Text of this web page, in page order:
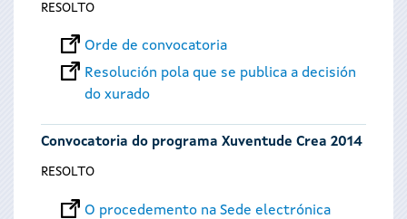
RESOLTO
Orde de convocatoria
Resolución pola que se publica a decisión
do xurado
Convocatoria do programa Xuventude Crea 2014
RESOLTO
O procedemento na Sede electrónica